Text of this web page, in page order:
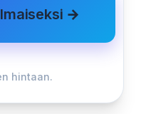
→
hintaan.